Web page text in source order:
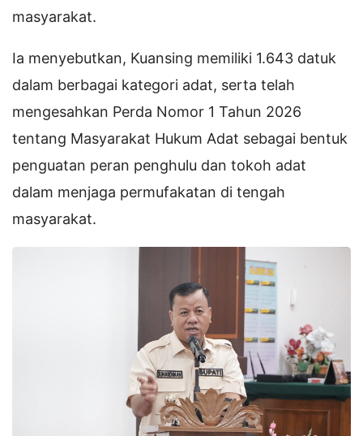
masyarakat.
Ia menyebutkan, Kuansing memiliki 1.643 datuk
dalam berbagai kategori adat, serta telah
mengesahkan Perda Nomor 1 Tahun 2026
tentang Masyarakat Hukum Adat sebagai bentuk
penguatan peran penghulu dan tokoh adat
dalam menjaga permufakatan di tengah
masyarakat.